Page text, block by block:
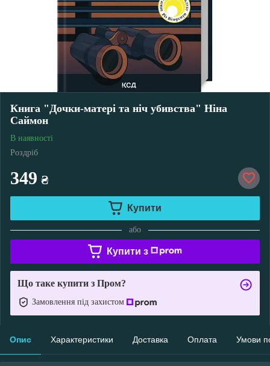
Книга "Дочки-матері та ніч убивства" Ніна
Саймон
В наявності
Роздріб
349 ₴
Купити
або
Купити з
Що таке купити з Пром?
Замовлення під захистом
Опис Характеристики Доставка Оплата Умови